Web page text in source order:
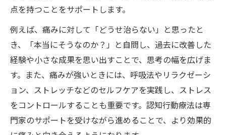
点を持つことをサポートします。
例えば、痛みに対して「どうせ治らない」と思ったと
き、「本当にそうなのか？」と自問し、過去に改善した
経験や小さな成果を思い出すことで、思考の幅を広げま
す。また、痛みが強いときには、呼吸法やリラクゼーシ
ョン、ストレッチなどのセルフケアを実践し、ストレス
をコントロールすることも重要です。認知行動療法は専
門家のサポートを受けながら進めることで、より効果的